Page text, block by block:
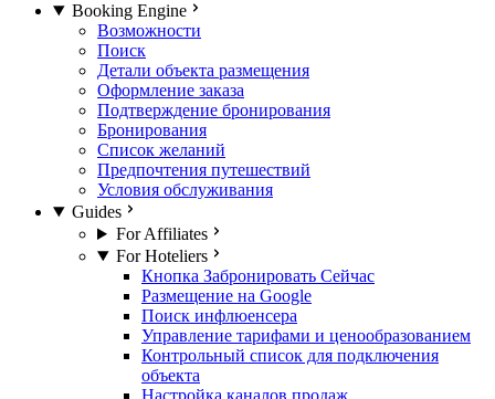
Booking Engine
Возможности
Поиск
Детали объекта размещения
Оформление заказа
Подтверждение бронирования
Бронирования
Список желаний
Предпочтения путешествий
Условия обслуживания
Guides
For Affiliates
For Hoteliers
Кнопка Забронировать Сейчас
Размещение на Google
Поиск инфлюенсера
Управление тарифами и ценообразованием
Контрольный список для подключения
объекта
Настройка каналов продаж